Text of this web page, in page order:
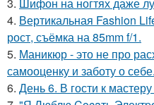
3. Шифон на ногтях даже
4. Вертикальная Fashion
рост, съёмка на 85mm f/1.
5. Маникюр - это не про
самооценку и заботу о себе.
6. День 6. В гости к